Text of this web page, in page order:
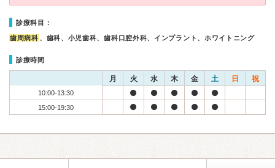
診療科目：
歯周病科 、歯科、小児歯科、歯科口腔外科、インプラント、ホワイトニング
診療時間
月 火 水 木 金 土 日 祝
10:00-13:30
15:00-19:30